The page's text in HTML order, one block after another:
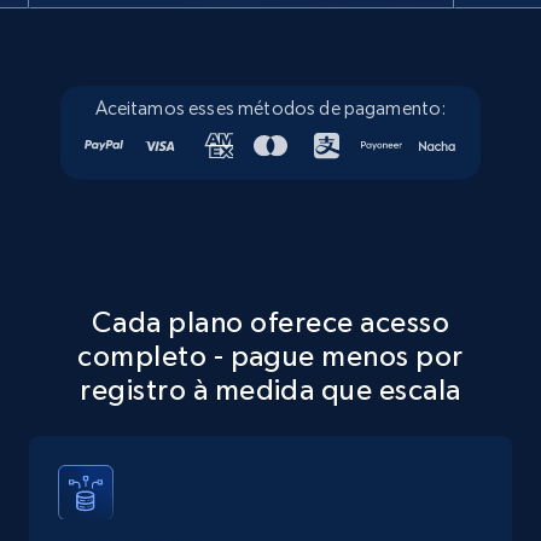
more.
13.3K+ 1.7K+ Comece grátis
Google Maps full information - Collect
Aceitamos esses métodos de pagamento:
Cada plano oferece acesso
completo - pague menos por
registro à medida que escala